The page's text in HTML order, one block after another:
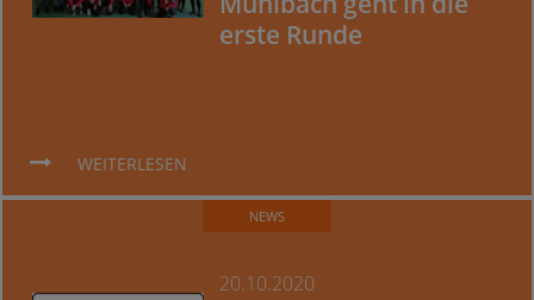
erste Runde
WEITERLESEN
NEWS
20.10.2020